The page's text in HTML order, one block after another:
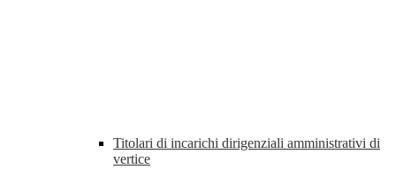
Titolari di incarichi dirigenziali amministrativi di
vertice